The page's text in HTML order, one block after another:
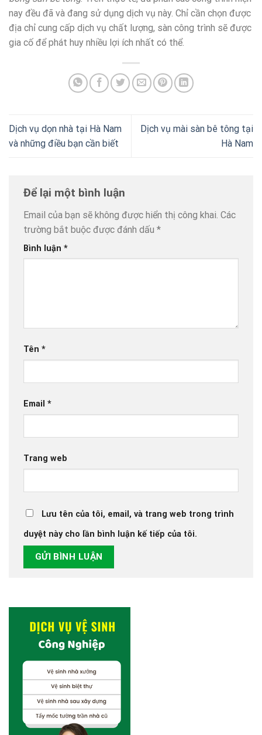
nay đều đã và đang sử dụng dịch vụ này. Chỉ cần chọn được
địa chỉ cung cấp dịch vụ chất lượng, sàn công trình sẽ được
gia cố để phát huy nhiều lợi ích nhất có thể.
Dịch vụ dọn nhà tại Hà Nam
và những điều bạn cần biết
Dịch vụ mài sàn bê tông tại
Hà Nam
Để lại một bình luận
Email của bạn sẽ không được hiển thị công khai. Các
trường bắt buộc được đánh dấu *
Bình luận *
Tên *
Email *
Trang web
Lưu tên của tôi, email, và trang web trong trình
duyệt này cho lần bình luận kế tiếp của tôi.